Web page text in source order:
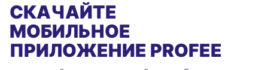
СКАЧАЙТЕ
МОБИЛЬНОЕ
ПРИЛОЖЕНИЕ PROFEE